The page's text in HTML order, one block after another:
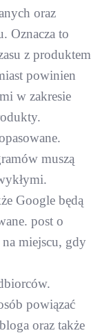
oraz
Oznacza to
z produktem
powinien
w zakresie
muszą
Google będą
post o
miejscu, gdy
powiązać
oraz także